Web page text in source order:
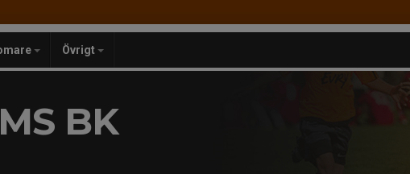
Övrigt
BK